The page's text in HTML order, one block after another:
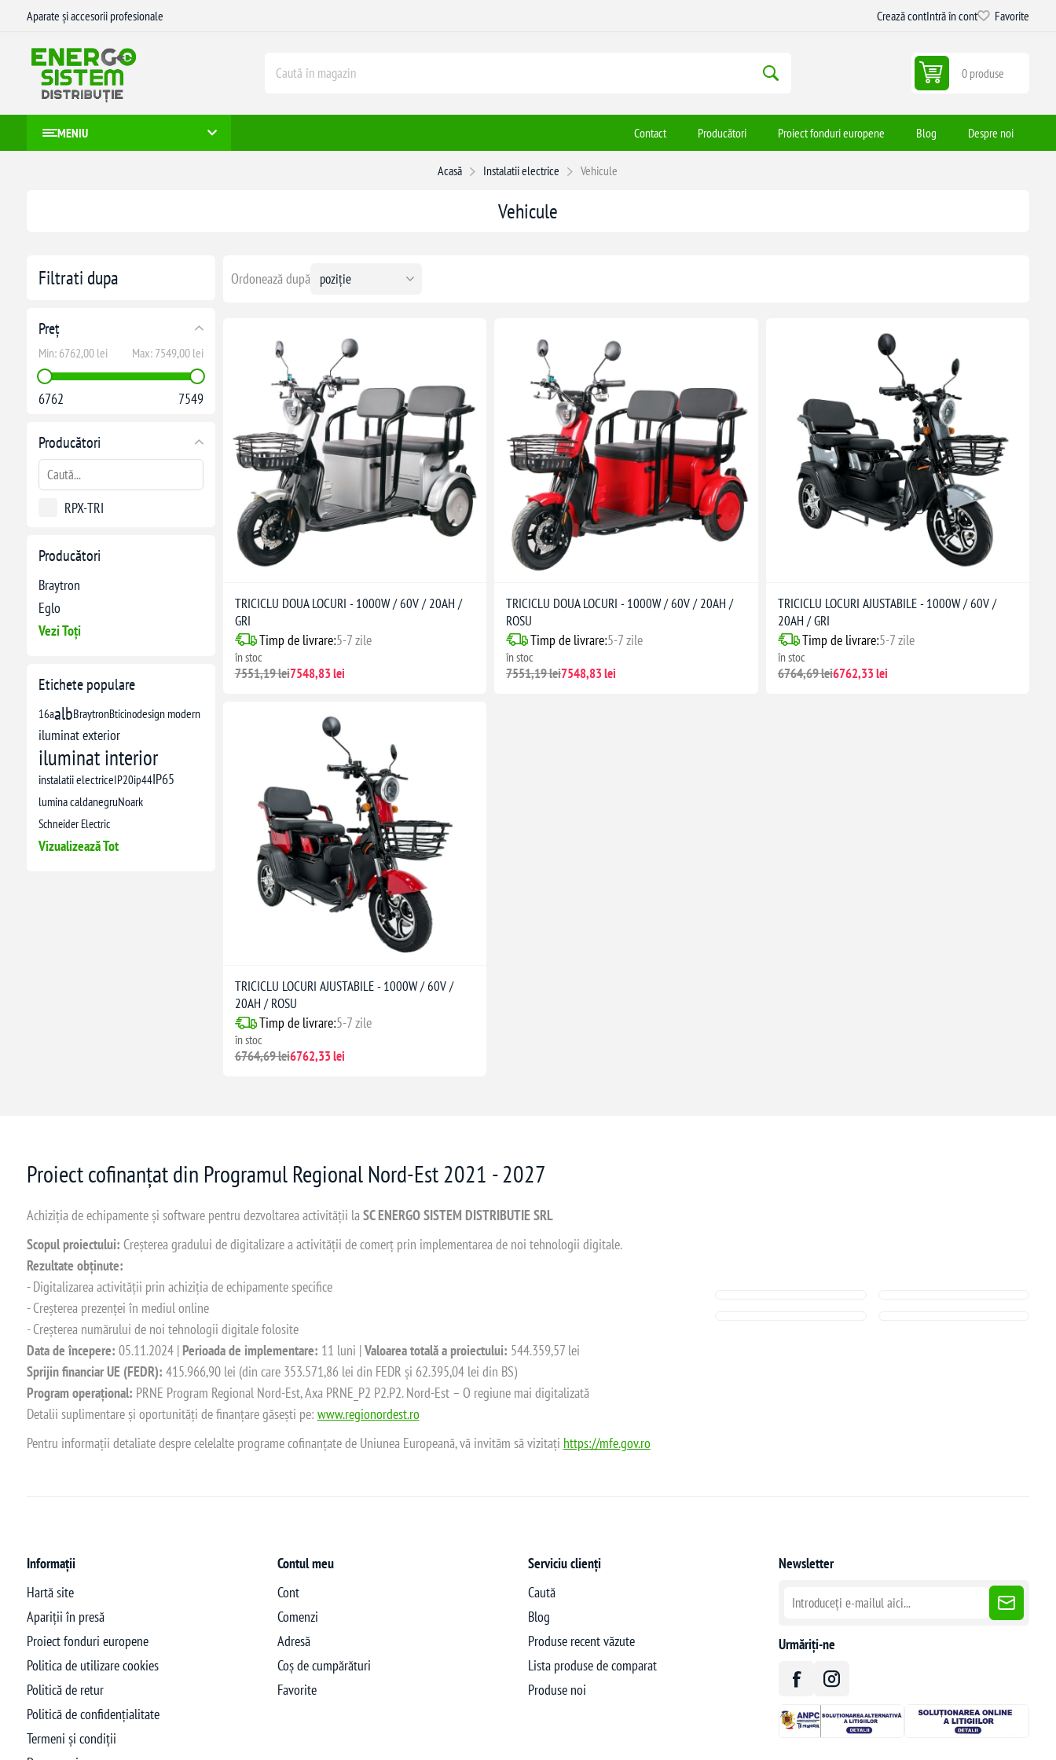
Aparate și accesorii profesionale Crează contIntră în cont Favorite
0 produse
MENIU Contact Producători Proiect fonduri europene Blog Despre noi
Acasă Instalatii electrice Vehicule
Filtrati dupa
Preț
Min: 6762,00 lei Max: 7549,00 lei
6762 7549
Producători
RPX-TRI
Producători
Braytron
Eglo
Vezi Toți
Etichete populare
16aalbBraytronBticinodesign modern
iluminat exterior
iluminat interior
instalatii electriceIP20ip44IP65
lumina caldanegruNoark
Schneider Electric
Vizualizează Tot
Vehicule
Ordonează după
TRICICLU DOUA LOCURI - 1000W / 60V / 20AH /
GRI
Timp de livrare:5-7 zile
în stoc
7551,19 lei7548,83 lei
TRICICLU DOUA LOCURI - 1000W / 60V / 20AH /
ROSU
Timp de livrare:5-7 zile
în stoc
7551,19 lei7548,83 lei
TRICICLU LOCURI AJUSTABILE - 1000W / 60V /
20AH / GRI
Timp de livrare:5-7 zile
în stoc
6764,69 lei6762,33 lei
TRICICLU LOCURI AJUSTABILE - 1000W / 60V /
20AH / ROSU
Timp de livrare:5-7 zile
în stoc
6764,69 lei6762,33 lei
Proiect cofinanțat din Programul Regional Nord-Est 2021 - 2027
Achiziția de echipamente și software pentru dezvoltarea activității laSC ENERGO SISTEM DISTRIBUTIE SRL
Scopul proiectului: Creșterea gradului de digitalizare a activității de comerț prin implementarea de noi tehnologii digitale.
Rezultate obținute:
- Digitalizarea activității prin achiziția de echipamente specifice
- Creșterea prezenței în mediul online
- Creșterea numărului de noi tehnologii digitale folosite
Data de începere: 05.11.2024 | Perioada de implementare: 11 luni |Valoarea totală a proiectului: 544.359,57 lei
Sprijin financiar UE (FEDR): 415.966,90 lei (din care 353.571,86 lei din FEDR și 62.395,04 lei din BS)
Program operațional: PRNE Program Regional Nord-Est, Axa PRNE_P2 P2.P2. Nord-Est – O regiune mai digitalizată
Detalii suplimentare și oportunități de finanțare găsești pe: www.regionordest.ro
Pentru informații detaliate despre celelalte programe cofinanțate de Uniunea Europeană, vă invităm să vizitați https://mfe.gov.ro
Informații
Hartă site
Apariții în presă
Proiect fonduri europene
Politica de utilizare cookies
Politică de retur
Politică de confidențialitate
Termeni și condiții
Contul meu
Cont
Comenzi
Adresă
Coș de cumpărături
Favorite
Serviciu clienți
Caută
Blog
Produse recent văzute
Lista produse de comparat
Produse noi
Newsletter
Urmăriți-ne